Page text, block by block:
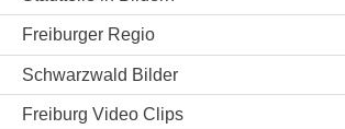
Freiburger Regio
Schwarzwald Bilder
Freiburg Video Clips